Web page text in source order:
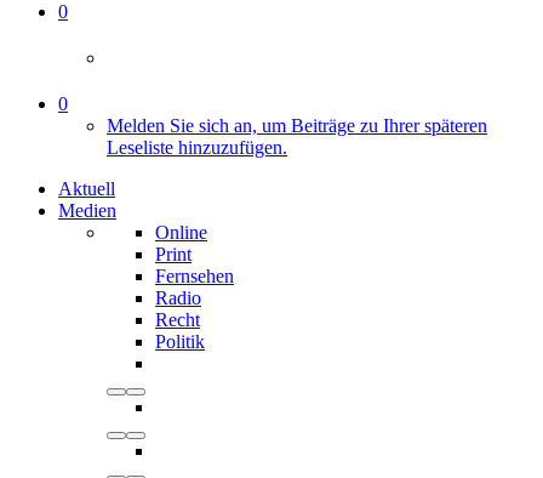
0
0
Melden Sie sich an, um Beiträge zu Ihrer späteren
Leseliste hinzuzufügen.
Aktuell
Medien
Online
Print
Fernsehen
Radio
Recht
Politik